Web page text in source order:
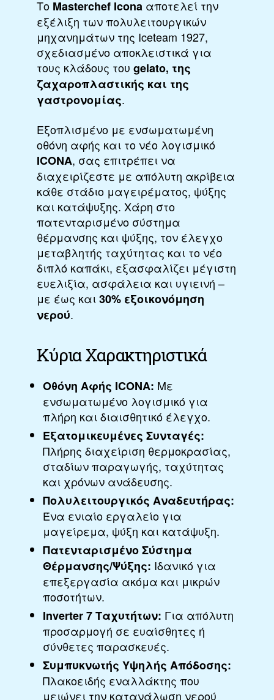
Το Masterchef Icona αποτελεί την
εξέλιξη των πολυλειτουργικών
μηχανημάτων της Iceteam 1927,
σχεδιασμένο αποκλειστικά για
τους κλάδους του gelato, της
ζαχαροπλαστικής και της
γαστρονομίας.
Εξοπλισμένο με ενσωματωμένη
οθόνη αφής και το νέο λογισμικό
ICONA, σας επιτρέπει να
διαχειρίζεστε με απόλυτη ακρίβεια
κάθε στάδιο μαγειρέματος, ψύξης
και κατάψυξης. Χάρη στο
πατενταρισμένο σύστημα
θέρμανσης και ψύξης, τον έλεγχο
μεταβλητής ταχύτητας και το νέο
διπλό καπάκι, εξασφαλίζει μέγιστη
ευελιξία, ασφάλεια και υγιεινή –
με έως και30% εξοικονόμηση
νερού.
Κύρια Χαρακτηριστικά
Οθόνη Αφής ICONA: Με
ενσωματωμένο λογισμικό για
πλήρη και διαισθητικό έλεγχο.
Εξατομικευμένες Συνταγές:
Πλήρης διαχείριση θερμοκρασίας,
σταδίων παραγωγής, ταχύτητας
και χρόνων ανάδευσης.
Πολυλειτουργικός Αναδευτήρας:
Ένα ενιαίο εργαλείο για
μαγείρεμα, ψύξη και κατάψυξη.
Πατενταρισμένο Σύστημα
Θέρμανσης/Ψύξης: Ιδανικό για
επεξεργασία ακόμα και μικρών
ποσοτήτων.
Inverter 7 Ταχυτήτων: Για απόλυτη
προσαρμογή σε ευαίσθητες ή
σύνθετες παρασκευές.
Συμπυκνωτής Υψηλής Απόδοσης:
Πλακοειδής εναλλάκτης που
μειώνει την κατανάλωση νερού